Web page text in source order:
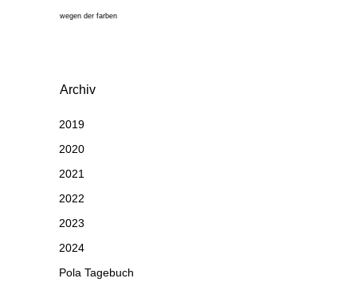
wegen der farben
Archiv
2019
2020
2021
2022
2023
2024
Pola Tagebuch